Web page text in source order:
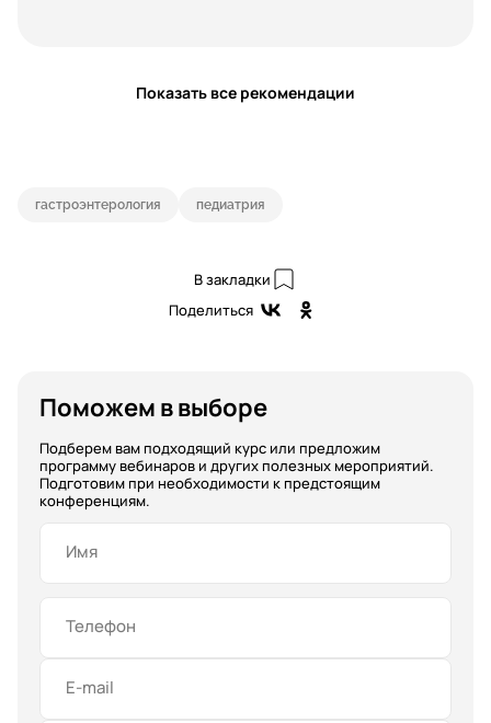
Показать все рекомендации
гастроэнтерология педиатрия
В закладки
Поделиться
Поможем в выборе
Подберем вам подходящий курс или предложим
программу вебинаров и других полезных мероприятий.
Подготовим при необходимости к предстоящим
конференциям.
Имя
Телефон
E-mail